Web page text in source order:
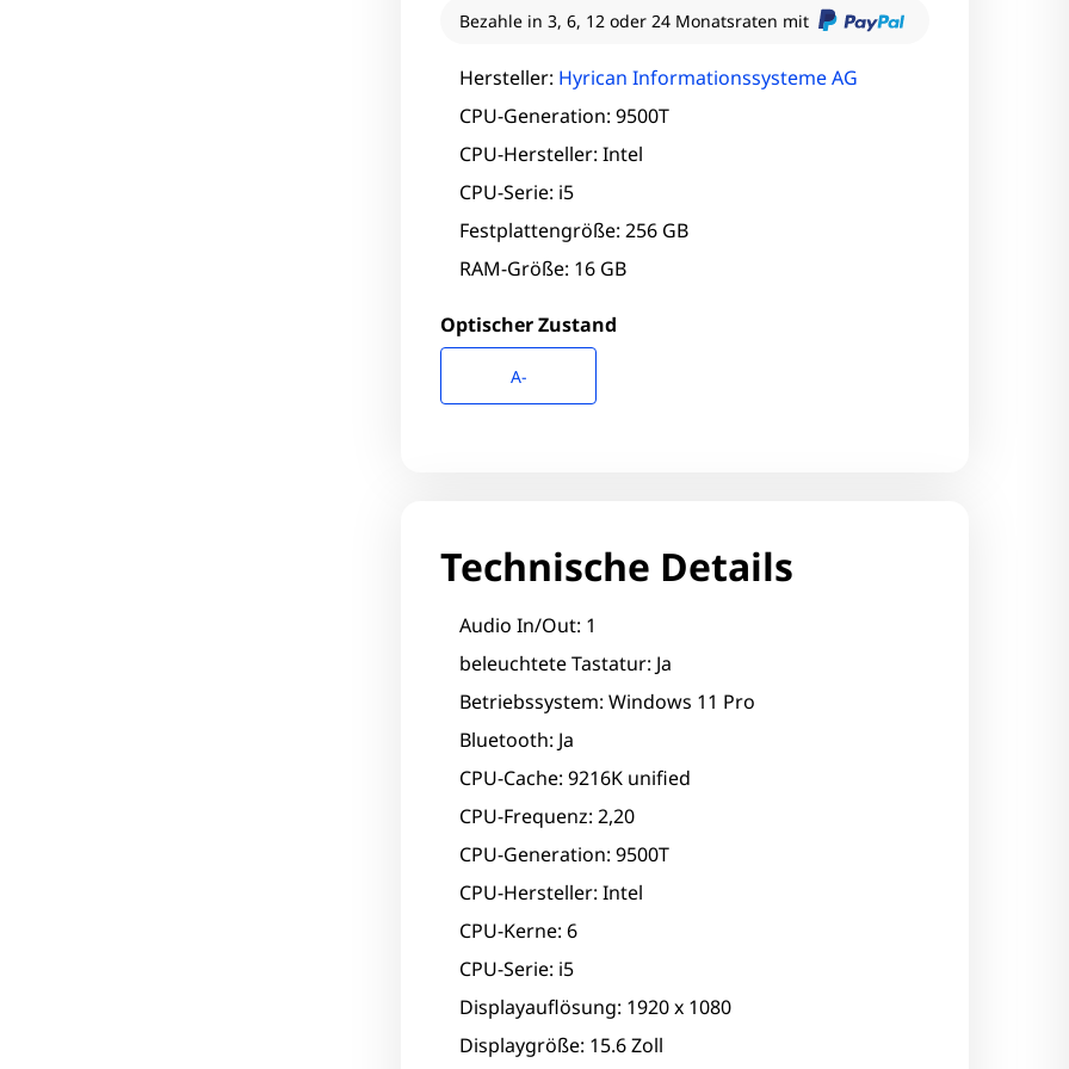
Bezahle in 3, 6, 12 oder 24 Monatsraten mit
Hersteller: Hyrican Informationssysteme AG
CPU-Generation: 9500T
CPU-Hersteller: Intel
CPU-Serie: i5
Festplattengröße: 256 GB
RAM-Größe: 16 GB
Optischer Zustand
A-
Technische Details
Audio In/Out: 1
beleuchtete Tastatur: Ja
Betriebssystem: Windows 11 Pro
Bluetooth: Ja
CPU-Cache: 9216K unified
CPU-Frequenz: 2,20
CPU-Generation: 9500T
CPU-Hersteller: Intel
CPU-Kerne: 6
CPU-Serie: i5
Displayauflösung: 1920 x 1080
Displaygröße: 15.6 Zoll